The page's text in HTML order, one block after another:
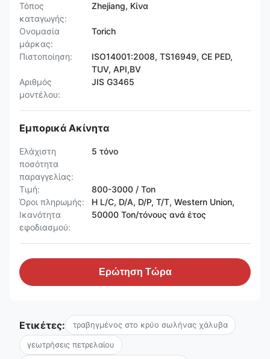
Τόπος
καταγωγής:
Zhejiang, Κίνα
Ονομασία
μάρκας:
Torich
Πιστοποίηση:
ISO14001:2008, TS16949, CE PED,
TUV, API,BV
Αριθμός
μοντέλου:
JIS G3465
Εμπορικά Ακίνητα
Ελάχιστη
ποσότητα
παραγγελίας:
5 τόνο
Τιμή:
800-3000 / Ton
Όροι πληρωμής:
Η L/C, D/A, D/P, T/T, Western Union,
Ικανότητα
εφοδιασμού:
50000 Ton/τόνους ανά έτος
Ερώτηση Τώρα
Ετικέτες: τραβηγμένος στο κρύο σωλήνας χάλυβα
γεωτρήσεις πετρελαίου